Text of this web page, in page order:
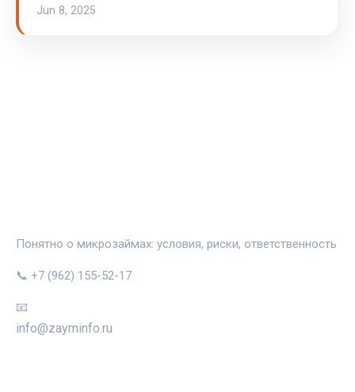
Jun 8, 2025
Понятно о микрозаймах: условия, риски, ответственность
📞 +7 (962) 155-52-17
📧
info@zayminfo.ru